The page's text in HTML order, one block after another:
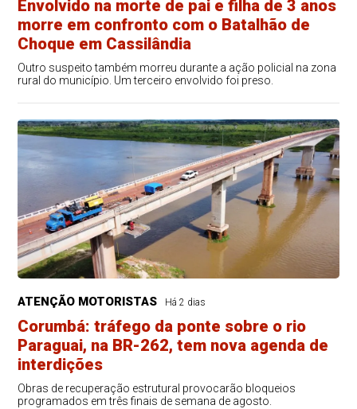
Envolvido na morte de pai e filha de 3 anos
morre em confronto com o Batalhão de
Choque em Cassilândia
Outro suspeito também morreu durante a ação policial na zona
rural do município. Um terceiro envolvido foi preso.
ATENÇÃO MOTORISTAS Há 2 dias
Corumbá: tráfego da ponte sobre o rio
Paraguai, na BR-262, tem nova agenda de
interdições
Obras de recuperação estrutural provocarão bloqueios
programados em três finais de semana de agosto.